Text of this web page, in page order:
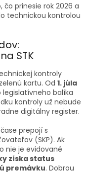
prinesie rok 2026 a
technickou kontrolou
STK
kontroly
kartu. Od 1. júla
balíka
kontroly už nebude
digitálny register.
prepojí s
(SKP). Ak
nie je evidované
získa status
premávku. Dobrou